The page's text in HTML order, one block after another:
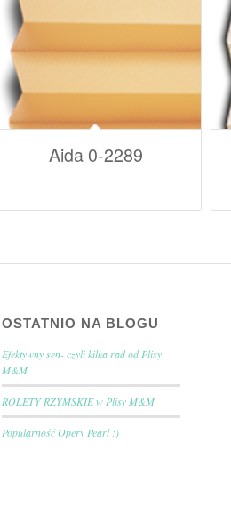
Aida 0-2289
OSTATNIO NA BLOGU
Efektywny sen- czyli kilka rad od Plisy
M&M
ROLETY RZYMSKIE w Plisy M&M
Popularność Opery Pearl :)